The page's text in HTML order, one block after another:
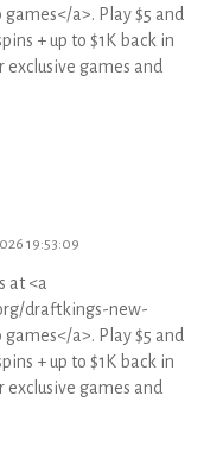
a>. Play $5 and
+ up to $1K back in
exclusive games and
19:53:09
at <a
draftkings-new-
a>. Play $5 and
+ up to $1K back in
exclusive games and